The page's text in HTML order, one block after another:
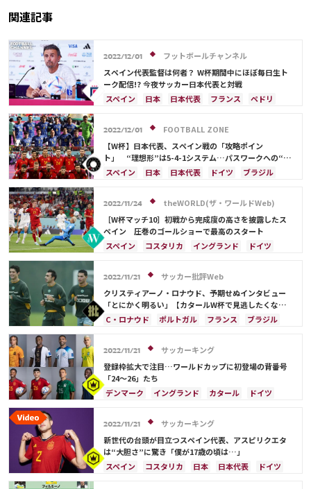
関連記事
2022/12/01
フットボールチャンネル
スペイン代表監督は何者？ W杯期間中にほぼ毎日生ト
ーク配信!? 今夜サッカー日本代表と対戦
スペイン
日本 日本代表 フランス ペドリ
2022/12/01
FOOTBALL ZONE
【W杯】日本代表、スペイン戦の「攻略ポイン
ト」 “理想形”は5-4-1システム…パスワークへの“付
き合い過ぎ”は厳禁
スペイン 日本 日本代表 ドイツ
ブラジル
セルヒオ・ブスケツ
2022/11/24
theWORLD(ザ・ワールドWeb)
［W杯マッチ10］初戦から完成度の高さを披露したス
ペイン 圧巻のゴールショーで最高のスタート
スペイン
コスタリカ イングランド
ドイツ
アメリカ
日本代表
ケイラー・ナバス
サウジアラビア
メキシコ
2022/11/21
サッカー批評Web
クリスティアーノ・ロナウド、予期せぬインタビュー
「とにかく明るい」【カタールW杯で見逃したくない
ベテラン3選手】(1)
C・ロナウド ポルトガル フランス
ブラジル
スペイン
スイス アルゼンチン
ペドリ
2022/11/21
サッカーキング
登録枠拡大で注目…ワールドカップに初登場の背番号
「24～26」たち
デンマーク
イングランド カタール
ドイツ
ペドリ
スペイン スイス メキシコ
コスタリカ
日本代表
C・ロナウド
ハリー・ケイン
アンス・ファティ
前田 大然
相馬 勇紀
伊藤 洋輝
2022/11/21
サッカーキング
新世代の台頭が目立つスペイン代表、アスピリクエタ
は“大胆さ”に驚き「僕が17歳の頃は…」
スペイン
コスタリカ 日本 日本代表
ドイツ